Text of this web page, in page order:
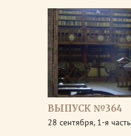
ВЫПУСК №364
28 сентября, 1-я часть